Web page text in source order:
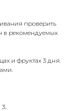
проверить
в рекомендуемых
и фруктах 3 дня.